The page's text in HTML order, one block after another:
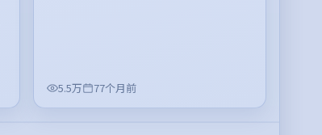
5.5万 77个月前